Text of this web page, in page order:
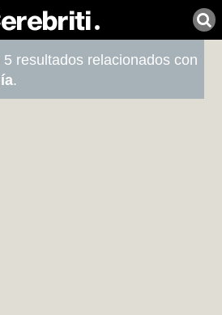
resultados relacionados con
.